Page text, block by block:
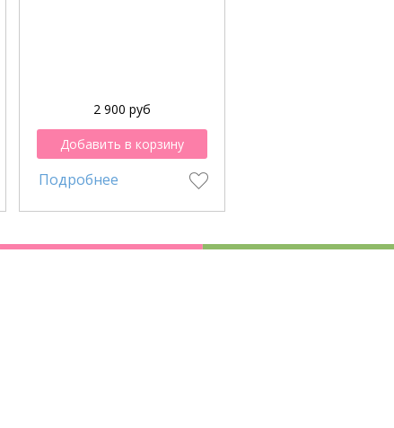
2 900 руб
Добавить в корзину
Подробнее